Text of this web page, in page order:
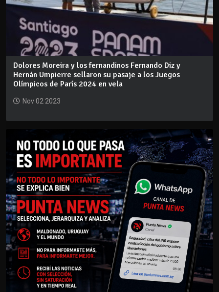
Dolores Moreira y los fernandinos Fernando Diz y
Hernán Umpierre sellaron su pasaje a los Juegos
Olímpicos de París 2024 en vela
Nov 02 2023